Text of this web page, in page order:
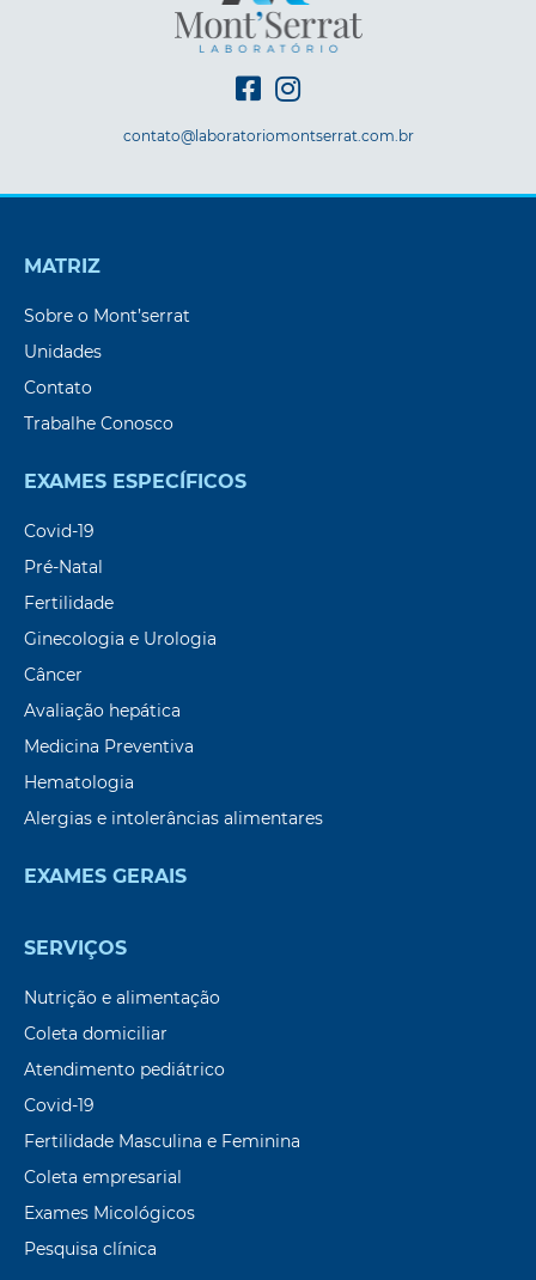
contato@laboratoriomontserrat.com.br
MATRIZ
Sobre o Mont’serrat
Unidades
Contato
Trabalhe Conosco
EXAMES ESPECÍFICOS
Covid-19
Pré-Natal
Fertilidade
Ginecologia e Urologia
Câncer
Avaliação hepática
Medicina Preventiva
Hematologia
Alergias e intolerâncias alimentares
EXAMES GERAIS
SERVIÇOS
Nutrição e alimentação
Coleta domiciliar
Atendimento pediátrico
Covid-19
Fertilidade Masculina e Feminina
Coleta empresarial
Exames Micológicos
Pesquisa clínica